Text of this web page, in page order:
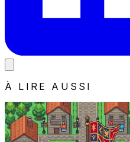
À LIRE AUSSI